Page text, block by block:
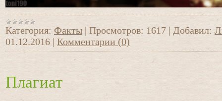
Категория: Факты | Просмотров: 1617 | Добавил:
01.12.2016 | Комментарии (0)
Плагиат